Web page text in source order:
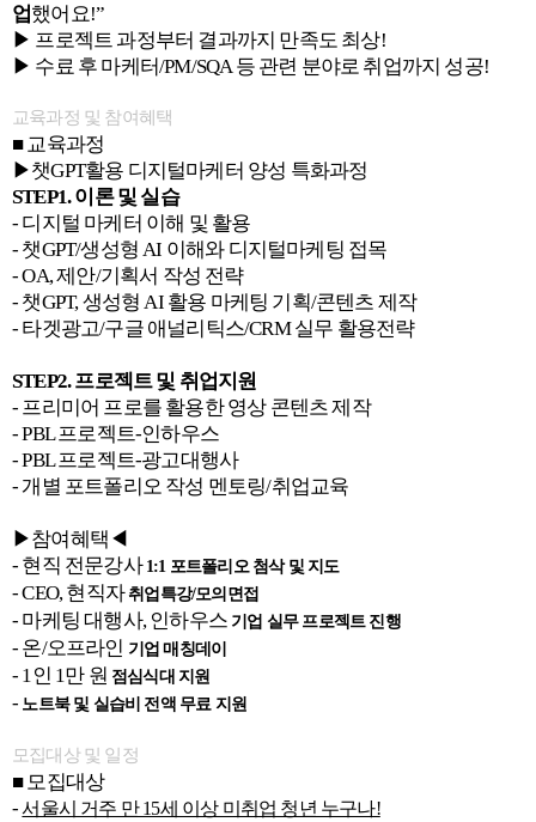
업했어요!”
▶ 프로젝트 과정부터 결과까지 만족도 최상!
▶ 수료 후 마케터/PM/SQA 등 관련 분야로 취업까지 성공!
교육과정 및 참여혜택
■ 교육과정
▶챗GPT활용 디지털마케터 양성 특화과정
STEP1. 이론 및 실습
- 디지털 마케터 이해 및 활용
- 챗GPT/생성형 AI 이해와 디지털마케팅 접목
- OA, 제안/기획서 작성 전략
- 챗GPT, 생성형 AI 활용 마케팅 기획/콘텐츠 제작
- 타겟광고/구글 애널리틱스/CRM 실무 활용전략
STEP2. 프로젝트 및 취업지원
- 프리미어 프로를 활용한 영상 콘텐츠 제작
- PBL 프로젝트-인하우스
- PBL 프로젝트-광고대행사
- 개별 포트폴리오 작성 멘토링/취업교육
▶참여혜택◀
- 현직 전문강사 1:1 포트폴리오 첨삭 및 지도
- CEO, 현직자취업특강/모의면접
- 마케팅 대행사, 인하우스 기업 실무 프로젝트 진행
- 온/오프라인 기업 매칭데이
- 1인 1만 원 점심식대 지원
- 노트북 및 실습비 전액 무료 지원
모집대상 및 일정
■ 모집대상
-서울시 거주 만 15세 이상 미취업 청년 누구나!